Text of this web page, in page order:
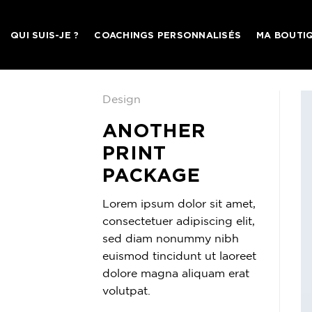
QUI SUIS-JE ? COACHINGS PERSONNALISÉS MA
Design
ANOTHER
PRINT
PACKAGE
Lorem ipsum dolor sit amet,
consectetuer adipiscing elit,
sed diam nonummy nibh
euismod tincidunt ut laoreet
dolore magna aliquam erat
volutpat.